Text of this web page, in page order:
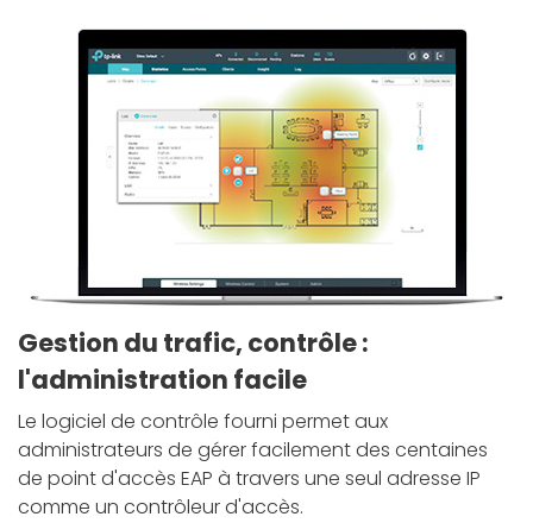
Gestion du trafic, contrôle :
l'administration facile
Le logiciel de contrôle fourni permet aux
administrateurs de gérer facilement des centaines
de point d'accès EAP à travers une seul adresse IP
comme un contrôleur d'accès.